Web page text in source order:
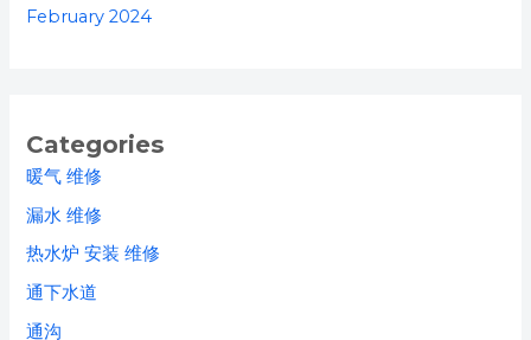
February 2024
Categories
暖气 维修
漏水 维修
热水炉 安装 维修
通下水道
通沟